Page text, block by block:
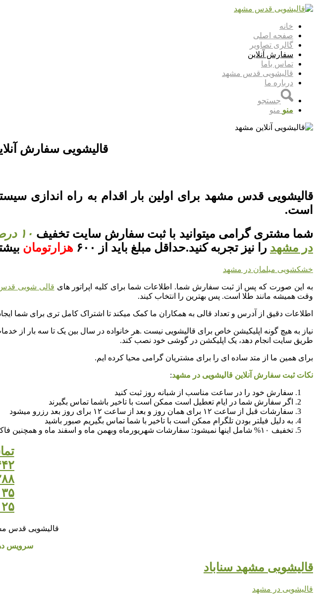
خانه
صفحه اصلی
گالری تصاویر
سفارش آنلاین
تماس باما
قالیشویی قدس مشهد
درباره ما
جستجو
منو منو
قالیشویی سفارش
قالیشویی قدس مشهد برای اولین بار اقدام به راه اندازی
است.
شما مشتری گرامی میتوانید با ثبت سفارش سایت تخفیف ۱۰ درصدی
در مشهد را نیز تجربه کنید.حداقل مبلغ باید از ۶۰۰ هزارتومان
خشکشویی مبلمان در مشهد
به این صورت که پس از ثبت سفارش شما. اطلاعات شما برای کلیه اپراتور های قالی شویی
وقت همیشه مانند طلا است. پس بهترین را انتخاب کیند.
اطلاعات دقیق از آدرس و تعداد قالی به همکاران ما کمک میکند تا اشتراک کامل تری برای شما
نیاز به هیچ گونه اپلیکیشن خاص برای قالیشویی نیست .هر خانواده در سال بین یک تا سه بار از
طریق سایت انجام دهد، یک اپلیکشن در گوشی خود نصب کند.
برای همین ما از متد ساده ای را برای مشتریان گرامی محیا کرده ایم.
نکات ثبت سفارش آنلاین قالیشویی در مشهد:
سفارش خود را در ساعت مناسب از شبانه روز ثبت کنید
اگر سفارش شما در ایام تعطیل است ممکن است با تاخیر باشما تماس بگیرند
سفارشات قبل از ساعت ۱۲ برای همان روز و بعد از ساعت ۱۲ برای روز بعد رزرو میشود
به دلیل فیلتر بودن تلگرام ممکن است با تاخیر با شما تماس بگیریم صبور باشید
تخفیف ۱۰% شامل اینها نمیشود: سفارشات شهریورماه وبهمن ماه و اسفند ماه و همچنین فاکتورهای با مبلغ کمتر از
قالیشویی قدس
سرویس
قالیشویی مشهد سناباد
قالیشویی در مشهد